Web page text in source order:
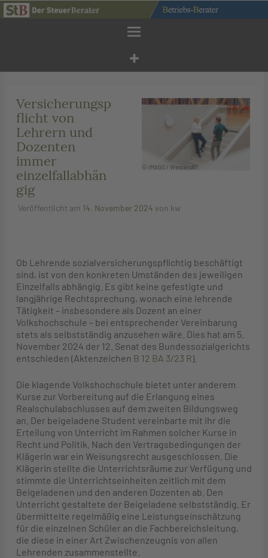
Zum
Inhalt
© IMAGO / Westend61
Versicherungsp
flicht von
Lehrern und
Dozenten
immer
einzelfallabhän
gig
Veröffentlicht am 14. November 2024 von kw
Ob Lehrende sozialversicherungspflichtig beschäftigt
sind, ist von den konkreten Umständen des jeweiligen
Einzelfalls abhängig. Es gibt keine gefestigte und
langjährige Rechtsprechung, wonach eine lehrende
Tätigkeit – insbesondere als Dozent an einer
Volkshochschule – bei entsprechender Vereinbarung
stets als selbstständig anzusehen wäre. Dies hat am 5.
November 2024 der 12. Senat des Bundessozialgerichts
entschieden (Aktenzeichen B 12 BA 3/23 R).
Die klagende Volkshochschule bietet unter anderem
Kurse zur Vorbereitung auf die Erlangung eines
Realschulabschlusses auf dem zweiten Bildungsweg
an. Der beigeladene Student vereinbarte mit ihr die
Erteilung von Unterricht im Rahmen solcher Kurse in
Recht und Politik. Nach den Vertragsbedingungen der
Klägerin war ein Weisungsrecht ausgeschlossen. Die
Klägerin stellte die Unterrichtsräume zur Verfügung und
stimmte die Unterrichtseinheiten zeitlich mit dem
Beigeladenen und den anderen Dozenten ab. Den
Unterricht gestaltete der Beigeladene selbstständig. Er
übermittelte regelmäßig eine Leistungseinschätzung
für die einzelnen Schüler an die Fachbereichsleitung,
die diese in einer Art Zwischenzeugnis von allen
Lehrenden zusammenstellte.